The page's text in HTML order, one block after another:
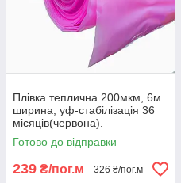
Плівка теплична 200мкм, 6м
ширина, уф-стабілізація 36
місяців(червона).
Готово до відправки
239 ₴/пог.м 326 ₴/пог.м